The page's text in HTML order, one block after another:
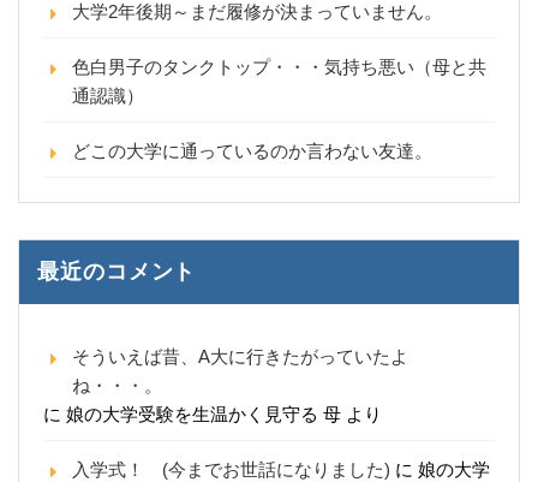
大学2年後期～まだ履修が決まっていません。
色白男子のタンクトップ・・・気持ち悪い（母と共
通認識）
どこの大学に通っているのか言わない友達。
最近のコメント
そういえば昔、A大に行きたがっていたよ
ね・・・。
に 娘の大学受験を生温かく見守る 母 より
入学式！ (今までお世話になりました) に 娘の大学